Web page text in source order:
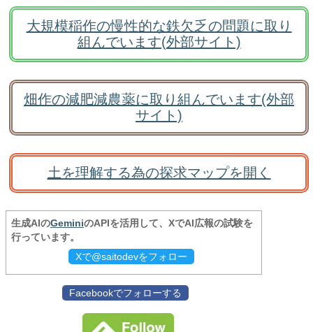
大規模稲作の慢性的な鉄欠乏の問題に取り
組んでいます(外部サイト)
畑作の減肥減農薬に取り組んでいます(外部
サイト)
土を理解する為の探求マップを開く
生成AIのGeminiのAPIを活用して、XでAI広報の試験を
行っています。
Xで@saitodevをフォロー
Facebookでフォローする